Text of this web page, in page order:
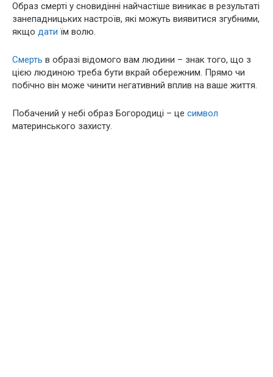
Образ смерті у сновидінні найчастіше виникає в результаті
занепадницьких настроїв, які можуть виявитися згубними,
якщо дати їм волю.
Смерть в образі відомого вам людини – знак того, що з
цією людиною треба бути вкрай обережним. Прямо чи
побічно він може чинити негативний вплив на ваше життя.
Побачений у небі образ Богородиці – це символ
материнського захисту.